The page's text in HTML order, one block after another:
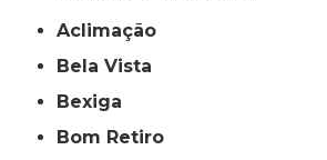
Aclimação
Bela Vista
Bexiga
Bom Retiro